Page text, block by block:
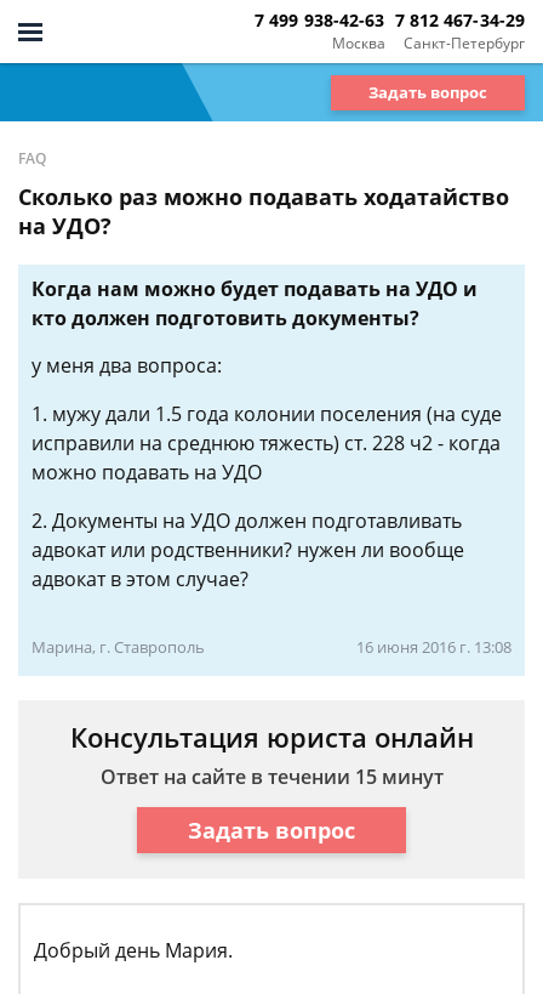
Москва
7 499 938-42-63
Санкт-Петербург
7 812 467-34-29
Задать вопрос
FAQ
Сколько раз можно подавать ходатайство
на УДО?
Когда нам можно будет подавать на УДО и
кто должен подготовить документы?
у меня два вопроса:
1. мужу дали 1.5 года колонии поселения (на суде
исправили на среднюю тяжесть) ст. 228 ч2 - когда
можно подавать на УДО
2. Документы на УДО должен подготавливать
адвокат или родственники? нужен ли вообще
адвокат в этом случае?
Марина, г. Ставрополь 16 июня 2016 г. 13:08
Консультация юриста онлайн
Ответ на сайте в течении 15 минут
Задать вопрос
Добрый день Мария.